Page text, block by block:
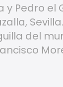
y Pedro
del